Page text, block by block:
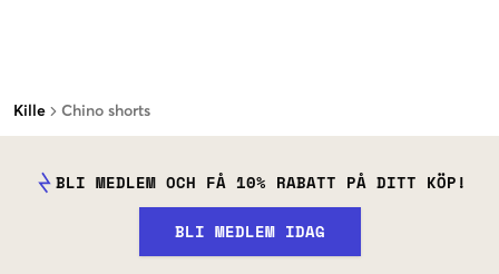
Kille Chino shorts
BLI MEDLEM OCH FÅ 10% RABATT PÅ DITT KÖP!
BLI MEDLEM IDAG